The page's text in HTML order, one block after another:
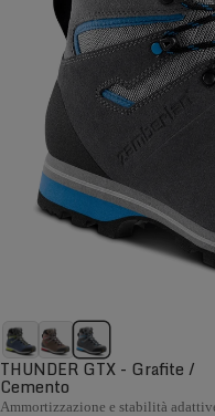
THUNDER GTX - Grafite /
Cemento
Ammortizzazione e stabilità